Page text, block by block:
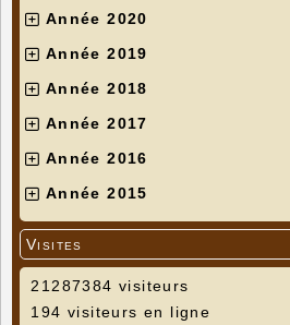
Année 2020
Année 2019
Année 2018
Année 2017
Année 2016
Année 2015
Visites
21287384 visiteurs
194 visiteurs en ligne